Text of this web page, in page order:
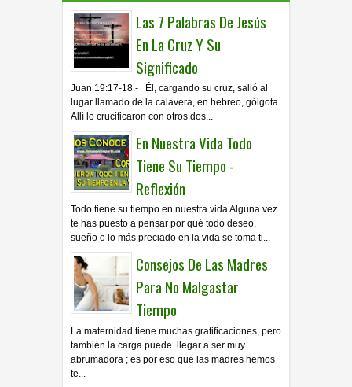
Las 7 Palabras De Jesús
En La Cruz Y Su
Significado
Juan 19:17-18.- Él, cargando su cruz, salió al
lugar llamado de la calavera, en hebreo, gólgota.
Allí lo crucificaron con otros dos...
En Nuestra Vida Todo
Tiene Su Tiempo -
Reflexión
Todo tiene su tiempo en nuestra vida Alguna vez
te has puesto a pensar por qué todo deseo,
sueño o lo más preciado en la vida se toma ti...
Consejos De Las Madres
Para No Malgastar
Tiempo
La maternidad tiene muchas gratificaciones, pero
también la carga puede llegar a ser muy
abrumadora ; es por eso que las madres hemos
te...